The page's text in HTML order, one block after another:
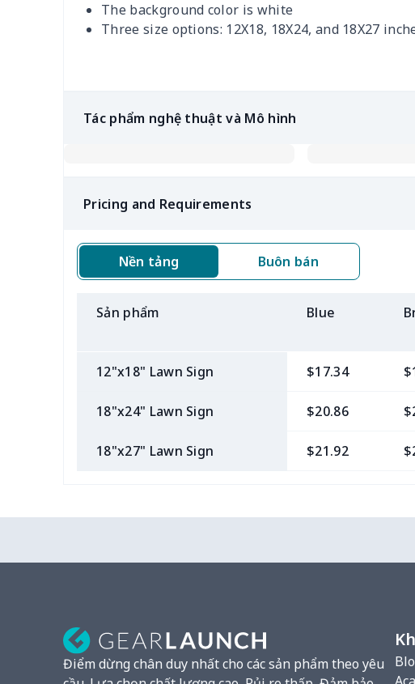
The background color is white
Three size options: 12X18, 18X24, and 18X27
Tác phẩm nghệ thuật và Mô hình
Pricing and Requirements
Nền tảng Buôn bán
Sản phẩm Blue
12"x18" Lawn Sign $17.34
18"x24" Lawn Sign $20.86
18"x27" Lawn Sign $21.92
Điểm dừng chân duy nhất cho các sản phẩm theo yêu